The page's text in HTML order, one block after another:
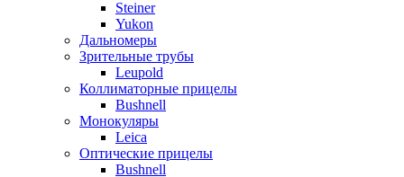
Steiner
Yukon
Дальномеры
Зрительные трубы
Leupold
Коллиматорные прицелы
Bushnell
Монокуляры
Leica
Оптические прицелы
Bushnell